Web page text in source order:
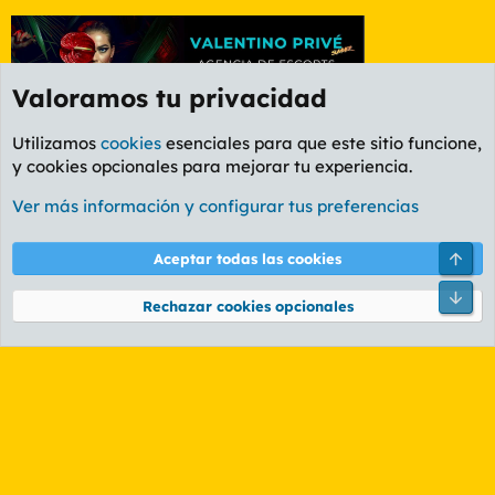
Foro Música
Cookies
PL OLDSTYLE AMARILLO
Términos y reglas Política de privacidad Ayuda
Community platform by XenForo® © 2010-2026 XenForo Ltd.
Valoramos tu privacidad
Utilizamos cookies esenciales para que este sitio funcione,
y cookies opcionales para mejorar tu experiencia.
Ver más información y configurar tus preferencias
Aceptar todas las cookies
Rechazar cookies opcionales
Pie